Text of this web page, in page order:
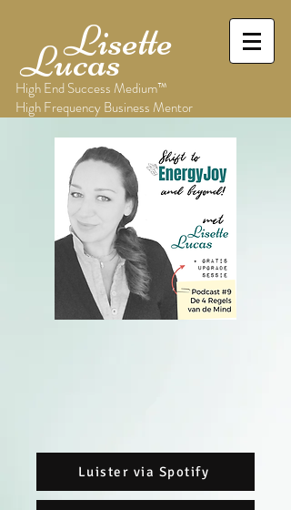
Lisette
Lucas
High End Success Medium™
High Frequency Business Mentor
Luister via Spotify